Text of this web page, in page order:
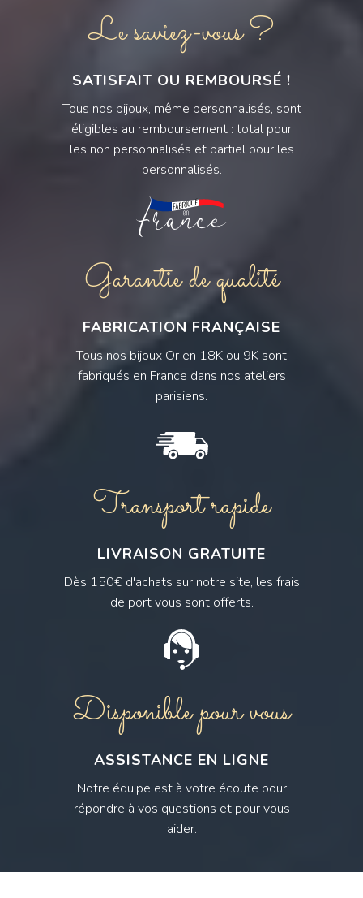
Le saviez-vous ?
SATISFAIT OU REMBOURSÉ !
Tous nos bijoux, même personnalisés, sont
éligibles au remboursement : total pour
les non personnalisés et partiel pour les
personnalisés.
Garantie de qualité
FABRICATION FRANÇAISE
Tous nos bijoux Or en 18K ou 9K sont
fabriqués en France dans nos ateliers
parisiens.
Transport rapide
LIVRAISON GRATUITE
Dès 150€ d'achats sur notre site, les frais
de port vous sont offerts.
Disponible pour vous
ASSISTANCE EN LIGNE
Notre équipe est à votre écoute pour
répondre à vos questions et pour vous
aider.